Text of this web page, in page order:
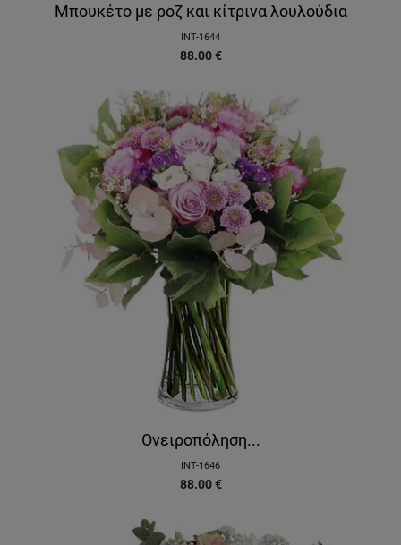
Μπουκέτο με ροζ και κίτρινα λουλούδια
INT-1644
88.00 €
Ονειροπόληση...
INT-1646
88.00 €